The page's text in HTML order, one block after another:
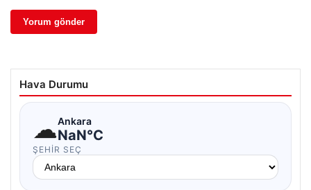
Hava Durumu
☁Ankara
NaN°C
ŞEHIR SEÇ